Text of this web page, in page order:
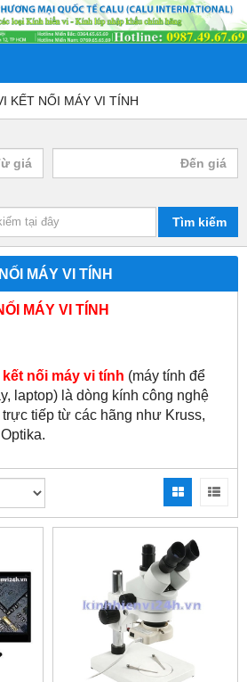
KẾT NỐI MÁY VI TÍNH
Tìm kiếm
MÁY VI TÍNH
MÁY VI TÍNH
nối máy vi tính (máy tính để
laptop) là dòng kính công nghệ
tiếp từ các hãng như Kruss,